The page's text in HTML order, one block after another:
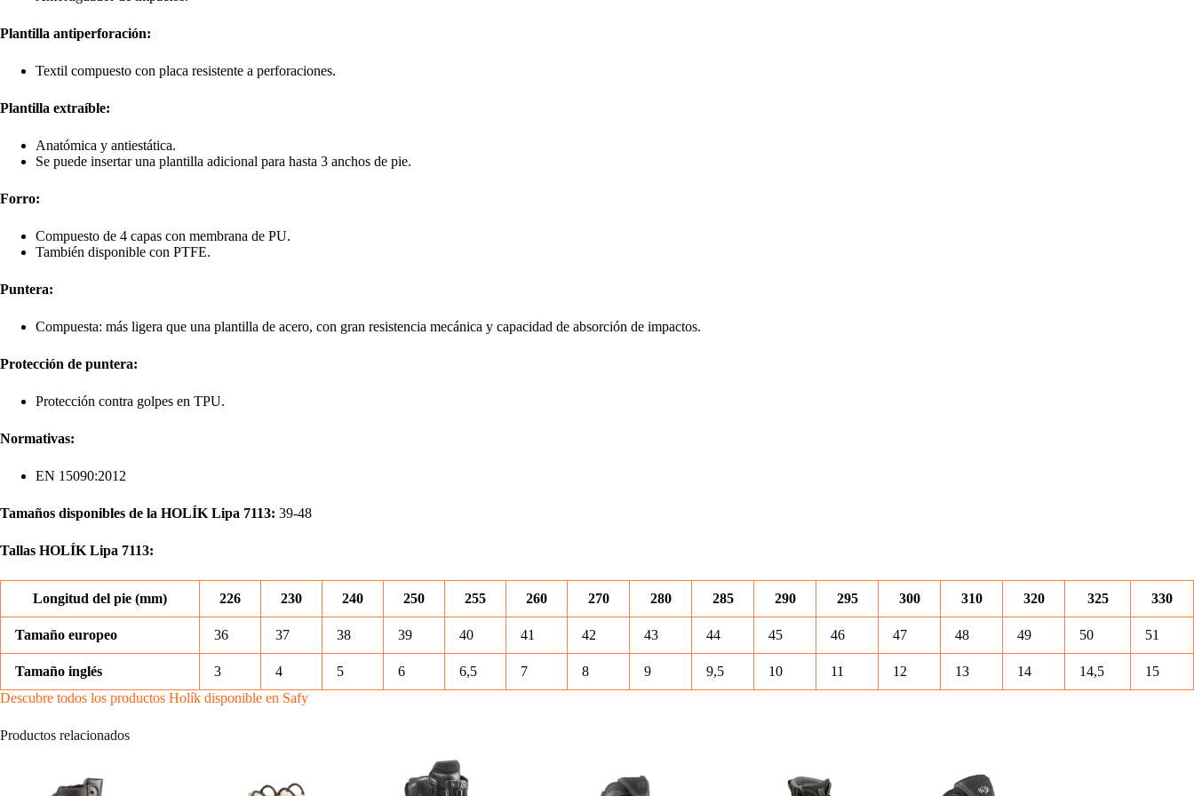
Plantilla antiperforación:
Textil compuesto con placa resistente a perforaciones.
Plantilla extraíble:
Anatómica y antiestática.
Se puede insertar una plantilla adicional para hasta 3 anchos de pie.
Forro:
Compuesto de 4 capas con membrana de PU.
También disponible con PTFE.
Puntera:
Compuesta: más ligera que una plantilla de acero, con gran resistencia mecánica y capacidad de absorción de impactos.
Protección de puntera:
Protección contra golpes en TPU.
Normativas:
EN 15090:2012
Tamaños disponibles de la HOLÍK Lipa 7113: 39-48
Tallas HOLÍK Lipa 7113:
Longitud del pie (mm) 226 230 240 250 255 260 270 280 285 290 295 300 310 320 325 330
Tamaño europeo 36 37 38 39 40 41 42 43 44 45 46 47 48 49 50 51
Tamaño inglés 3 4 5 6 6,5 7 8 9 9,5 10 11 12 13 14 14,5
15
Descubre todos los productos Holík disponible en Safy
Productos relacionados